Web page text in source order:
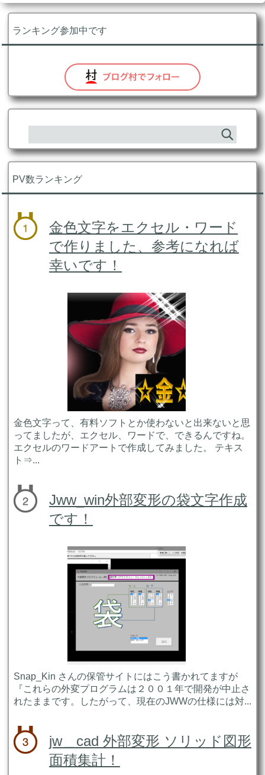
ランキング参加中です
PV数ランキング
金色文字をエクセル・ワード
で作りました、参考になれば
幸いです！
金色文字って、有料ソフトとか使わないと出来ないと思
ってましたが、エクセル、ワードで、できるんですね。
エクセルのワードアートで作成してみました。 テキス
ト⇒...
Jww_win外部変形の袋文字作成
です！
Snap_Kin さんの保管サイトにはこう書かれてますが
『これらの外変プログラムは２００１年で開発が中止さ
れたままです。したがって、現在のJWWの仕様には対...
jw＿cad 外部変形 ソリッド図形
面積集計！